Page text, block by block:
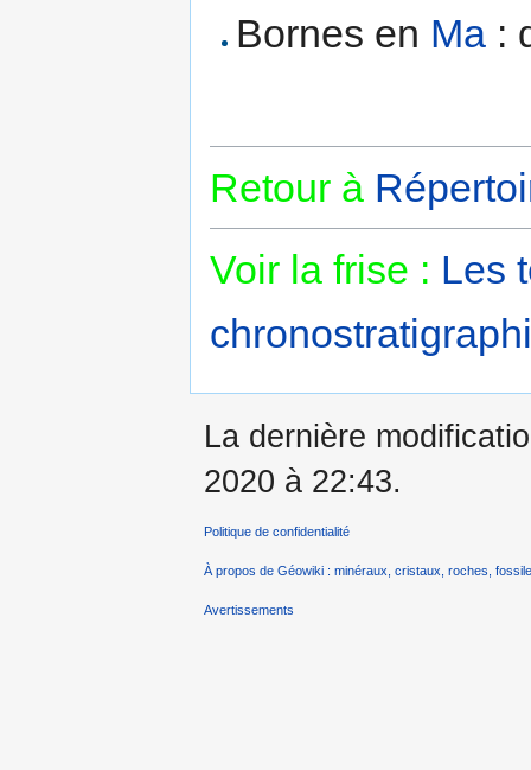
Bornes en Ma :
Retour à
Voir la frise : Les
La dernière
2020 à 22:43.
Politique de confidentialité
À propos de Géowiki : minéraux, cristaux, roches,
Avertissements